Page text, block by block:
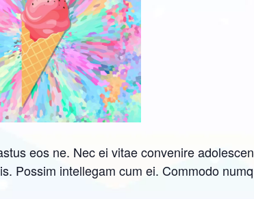
eos ne. Nec ei vitae convenire
Possim intellegam cum ei. Commodo